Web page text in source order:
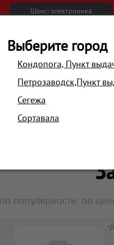
Шанс: электроника
АКЦИИ
по популярности по
Выберите город
Кондопога, Пункт
Петрозаводск,Пункт
Сегежа
Сортавала